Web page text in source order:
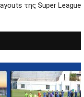
της Super League